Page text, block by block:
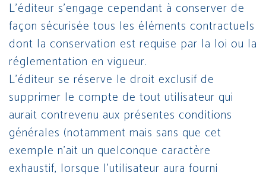
L’éditeur s’engage cependant à conserver de
façon sécurisée tous les éléments contractuels
dont la conservation est requise par la loi ou la
réglementation en vigueur.
L’éditeur se réserve le droit exclusif de
supprimer le compte de tout utilisateur qui
aurait contrevenu aux présentes conditions
générales (notamment mais sans que cet
exemple n’ait un quelconque caractère
exhaustif, lorsque l’utilisateur aura fourni